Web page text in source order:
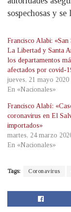
sospechosas y
Francisco Alabi: «San
La Libertad y Santa
los departamentos
afectados por covid-
jueves, 21 mayo 2020
En «Nacionales»
Francisco Alabí:
coronavirus en El
importados»
martes, 24 marzo
En «Nacionales»
Tags: Coronavirus